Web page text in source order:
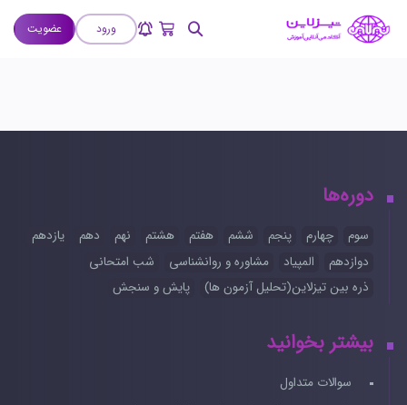
ورود عضویت
دوره‌ها
سوم چهارم پنجم ششم هفتم هشتم نهم دهم
یازدهم
دوازدهم
المپیاد مشاوره و روانشناسی
شب امتحانی
ذره بین تیزلاین(تحلیل آزمون ها)
پایش و سنجش
بیشتر بخوانید
سوالات متداول